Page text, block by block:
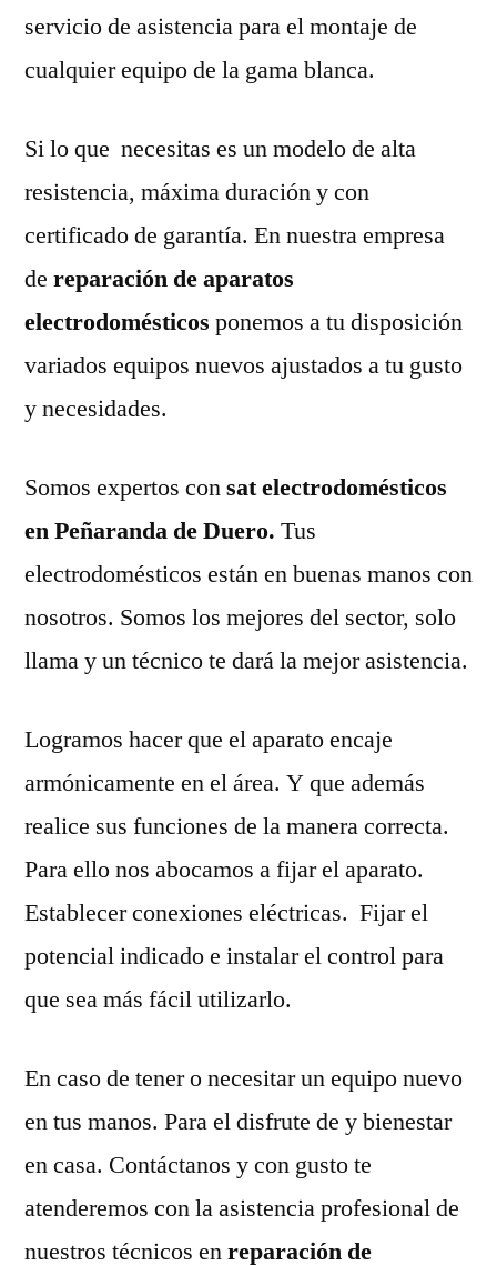
servicio de asistencia para el montaje de
cualquier equipo de la gama blanca.
Si lo que necesitas es un modelo de alta
resistencia, máxima duración y con
certificado de garantía. En nuestra empresa
de reparación de aparatos
electrodomésticos ponemos a tu disposición
variados equipos nuevos ajustados a tu gusto
y necesidades.
Somos expertos consat electrodomésticos
en Peñaranda de Duero. Tus
electrodomésticos están en buenas manos con
nosotros. Somos los mejores del sector, solo
llama y un técnico te dará la mejor asistencia.
Logramos hacer que el aparato encaje
armónicamente en el área. Y que además
realice sus funciones de la manera correcta.
Para ello nos abocamos a fijar el aparato.
Establecer conexiones eléctricas. Fijar el
potencial indicado e instalar el control para
que sea más fácil utilizarlo.
En caso de tener o necesitar un equipo nuevo
en tus manos. Para el disfrute de y bienestar
en casa. Contáctanos y con gusto te
atenderemos con la asistencia profesional de
nuestros técnicos enreparación de